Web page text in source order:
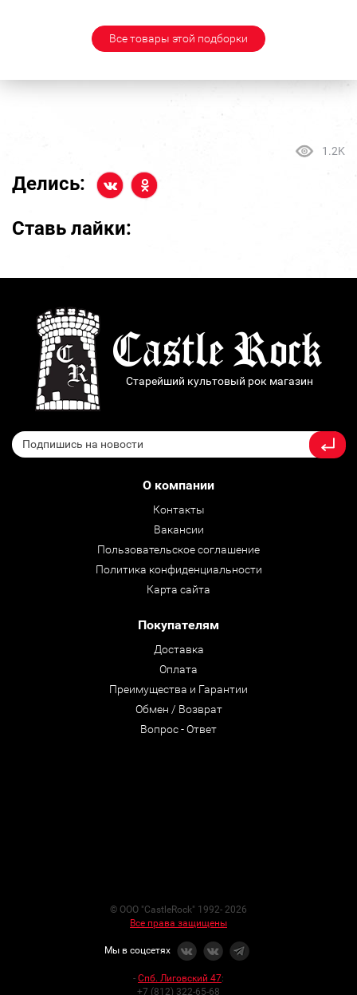
Все товары этой подборки
1.2K
Делись:
Ставь лайки:
Старейший культовый рок магазин
О компании
Контакты
Вакансии
Пользовательское соглашение
Политика конфиденциальности
Карта сайта
Покупателям
Доставка
Оплата
Преимущества и Гарантии
Обмен / Возврат
Вопрос - Ответ
© ООО "CastleRock" 1992- 2026
Все права защищены
Мы в соцсетях
- Спб. Лиговский 47:
+7 (812) 322-65-68